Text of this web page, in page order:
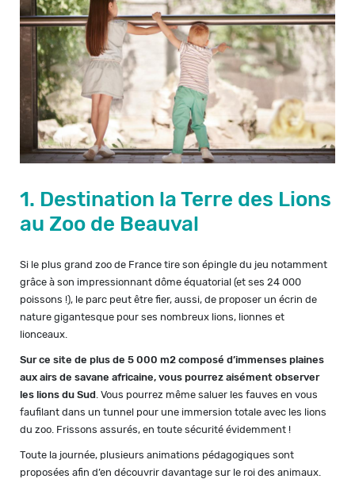
1. Destination la Terre des Lions
au Zoo de Beauval
Si le plus grand zoo de France tire son épingle du jeu notamment
grâce à son impressionnant dôme équatorial (et ses 24 000
poissons !), le parc peut être fier, aussi, de proposer un écrin de
nature gigantesque pour ses nombreux lions, lionnes et
lionceaux.
Sur ce site de plus de 5 000 m2 composé d’immenses plaines
aux airs de savane africaine, vous pourrez aisément observer
les lions du Sud. Vous pourrez même saluer les fauves en vous
faufilant dans un tunnel pour une immersion totale avec les lions
du zoo. Frissons assurés, en toute sécurité évidemment !
Toute la journée, plusieurs animations pédagogiques sont
proposées afin d’en découvrir davantage sur le roi des animaux.